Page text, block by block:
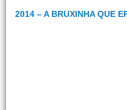
2014 – A BRUXINHA QUE